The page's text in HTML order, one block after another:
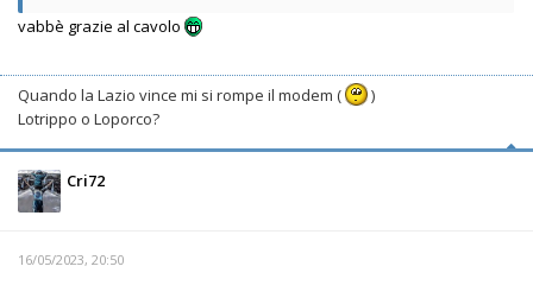
vabbè grazie al cavolo
Quando la Lazio vince mi si rompe il modem (
)
Lotrippo o Loporco?
Cri72
16/05/2023, 20:50